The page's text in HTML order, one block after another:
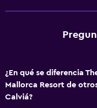
Minimercado en las
Acceso con tarjeta
Check-out exprés
¿En qué se diferencia
Mallorca Resort de
Calviá?